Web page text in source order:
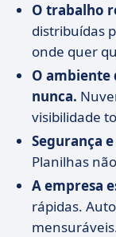
O trabalho
distribuídas
onde quer
O ambiente
nunca.
visibilidade
Segurança
Planilhas
A empresa
rápidas.